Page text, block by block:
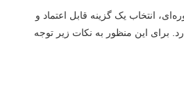
یک گزینه قابل اعتماد و
این منظور به نکات زیر توجه